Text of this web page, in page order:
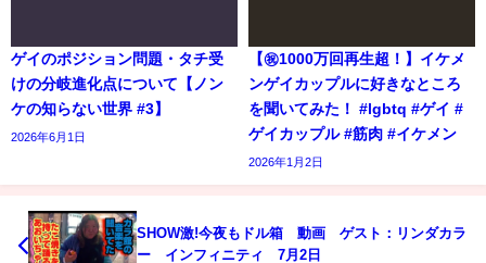
ゲイのポジション問題・タチ受
けの分岐進化点について【ノン
ケの知らない世界 #3】
2026年6月1日
【㊗️1000万回再生超！】イケメ
ンゲイカップルに好きなところ
を聞いてみた！ #lgbtq #ゲイ #
ゲイカップル #筋肉 #イケメン
2026年1月2日
SHOW激!今夜もドル箱 動画 ゲスト：リンダカラ
ー∞インフィニティ 7月2日